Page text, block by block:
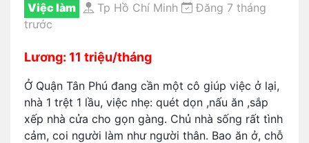
Việc làm Tp Hồ Chí Minh
Đăng 7 tháng
trước
Lương: 11 triệu/tháng
Ở Quận Tân Phú đang cần một cô giúp việc ở lại,
nhà 1 trệt 1 lầu, việc nhẹ: quét dọn ,nấu ăn ,sắp
xếp nhà cửa cho gọn gàng. Chủ nhà sống rất tình
cảm, coi người làm như người thân. Bao ăn ở, chỗ